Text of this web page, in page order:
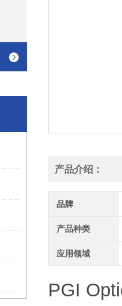
产品介绍：
品牌
产品种类
应用领域
PGI